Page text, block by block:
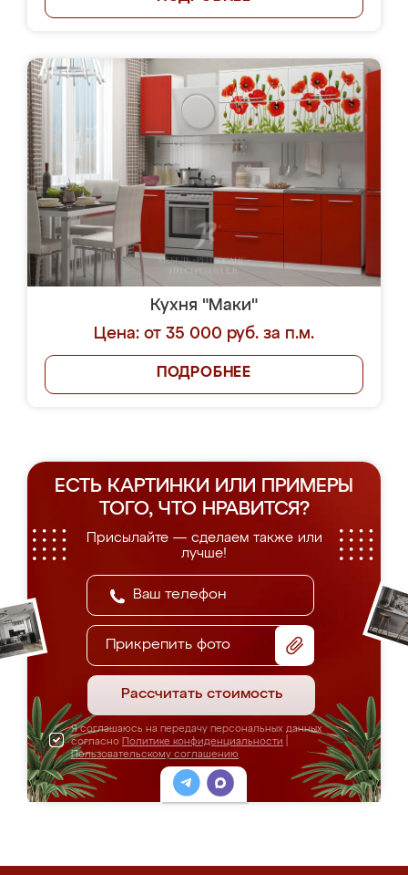
Кухня "Маки"
Цена: от 35 000 руб. за п.м.
ПОДРОБНЕЕ
ЕСТЬ КАРТИНКИ ИЛИ ПРИМЕРЫ
ТОГО, ЧТО НРАВИТСЯ?
Присылайте — сделаем также или
лучше!
Прикрепить фото
Рассчитать стоимость
Я соглашаюсь на передачу персональных данных
согласно Политике конфиденциальности
Пользовательскому соглашению